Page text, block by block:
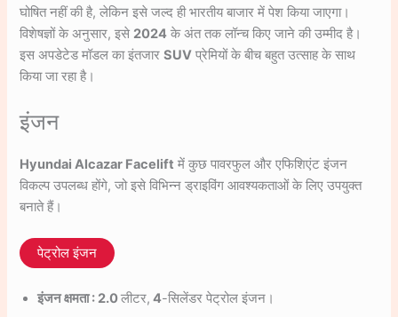
घोषित नहीं की है, लेकिन इसे जल्द ही भारतीय बाजार में पेश किया जाएगा।
विशेषज्ञों के अनुसार, इसे 2024 के अंत तक लॉन्च किए जाने की उम्मीद है।
इस अपडेटेड मॉडल का इंतजारSUV प्रेमियों के बीच बहुत उत्साह के साथ
किया जा रहा है।
इंजन
Hyundai Alcazar Facelift में कुछ पावरफुल और एफिशिएंट इंजन
विकल्प उपलब्ध होंगे, जो इसे विभिन्न ड्राइविंग आवश्यकताओं के लिए उपयुक्त
बनाते हैं।
पेट्रोल इंजन
इंजन क्षमता : 2.0लीटर, 4-सिलेंडर पेट्रोल इंजन।